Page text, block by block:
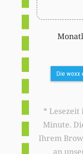
Die woxx
* Lesezeit
Minute.
Ihrem
an